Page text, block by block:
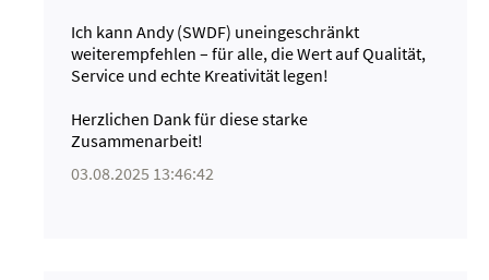
Ich kann Andy (SWDF) uneingeschränkt
weiterempfehlen – für alle, die Wert auf Qualität,
Service und echte Kreativität legen!
Herzlichen Dank für diese starke
Zusammenarbeit!
03.08.2025 13:46:42